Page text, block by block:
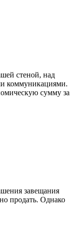
стеной, над
коммуникациями.
сумму за
завещания
продать. Однако